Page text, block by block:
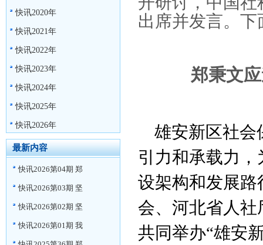
快讯2020年
快讯2021年
快讯2022年
快讯2023年
快讯2024年
快讯2025年
快讯2026年
最新内容
快讯2026第04期 郑
快讯2026第03期 坚
快讯2026第02期 坚
快讯2026第01期 我
出席并发言。
郑秉文
雄安新区社会
引力和承载力
设架构和发展路
会、河北省人
共同举办“雄安